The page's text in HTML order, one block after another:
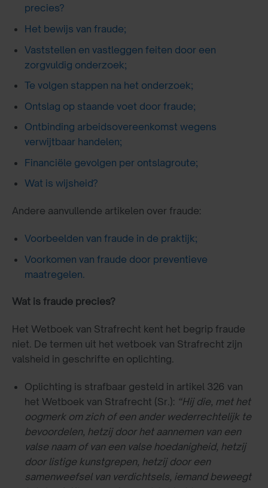
precies?
Het bewijs van fraude;
Vaststellen en vastleggen feiten door een
zorgvuldig onderzoek;
Te volgen stappen na het onderzoek;
Ontslag op staande voet door fraude;
Ontbinding arbeidsovereenkomst wegens
verwijtbaar handelen;
Financiële gevolgen per ontslagroute;
Wat is wijsheid?
Andere aanvullende artikelen over fraude:
Voorbeelden van fraude in de praktijk;
Voorkomen van fraude door preventieve
maatregelen.
Wat is fraude precies?
Het Wetboek van Strafrecht kent het begrip fraude
niet. De termen uit het wetboek van Strafrecht zijn
valsheid in geschrifte en oplichting.
Oplichting is strafbaar gesteld in artikel 326 van
het Wetboek van Strafrecht (Sr.): “Hij die, met het
oogmerk om zich of een ander wederrechtelijk te
bevoordelen, hetzij door het aannemen van een
valse naam of van een valse hoedanigheid, hetzij
door listige kunstgrepen, hetzij door een
samenweefsel van verdichtsels, iemand beweegt